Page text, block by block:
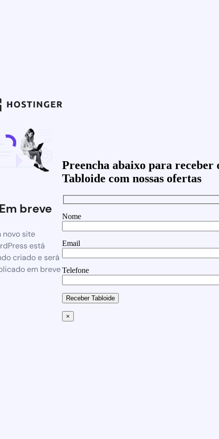
breve
novo site
está
criado e será
em breve
Preencha abaixo para receber
Tabloide com nossas ofertas
Nome
Email
Telefone
Receber Tabloide
×